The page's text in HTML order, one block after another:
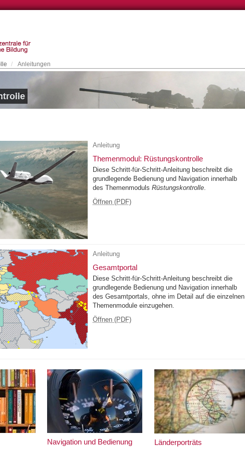
Anleitungen
Anleitung
Themenmodul: Rüstungskontrolle
Diese Schritt-für-Schritt-Anleitung beschreibt die
grundlegende Bedienung und Navigation innerhalb
des Themenmoduls Rüstungskontrolle.
Öffnen (PDF)
Anleitung
Gesamtportal
Diese Schritt-für-Schritt-Anleitung beschreibt die
grundlegende Bedienung und Navigation innerhalb
des Gesamtportals, ohne im Detail auf die einzelnen
Themenmodule einzugehen.
Öffnen (PDF)
Navigation und Bedienung Länderporträts